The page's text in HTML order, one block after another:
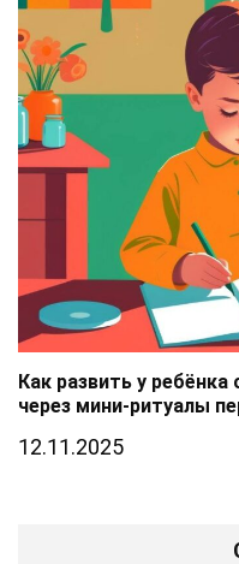
Как развить у
через мини-ритуалы
12.11.2025